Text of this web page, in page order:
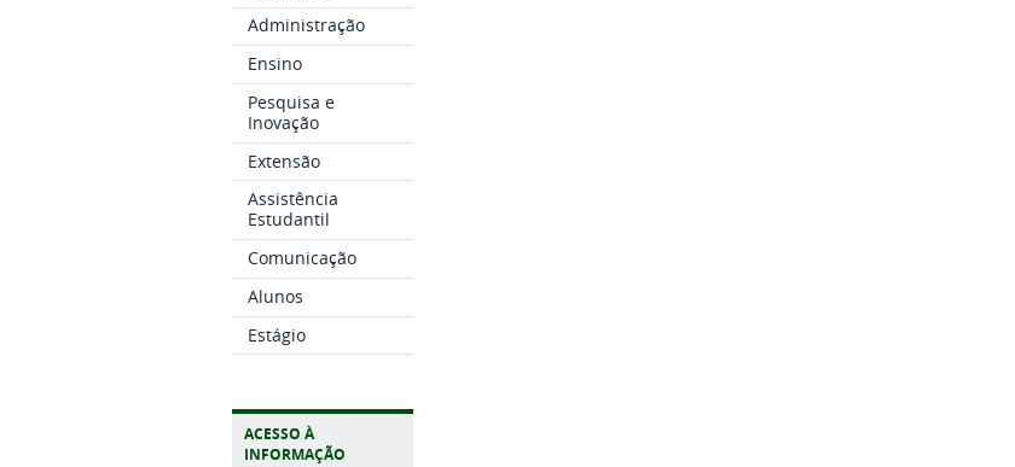
Administração
Ensino
Pesquisa e
Inovação
Extensão
Assistência
Estudantil
Comunicação
Alunos
Estágio
ACESSO À
INFORMAÇÃO